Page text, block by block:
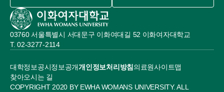
대학정보공시정보공개개인정보처리방침의료원사이트맵
찾아오시는 길
03760 서울특별시 서대문구 이화여대길 52 이화여자대학교
02-3277-2114
COPYRIGHT 2020 BY EWHA WOMANS UNIVERSITY. ALL